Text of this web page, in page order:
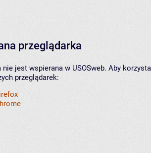
przeglądarka
nie jest wspierana w USOSweb. Aby
przeglądarek: